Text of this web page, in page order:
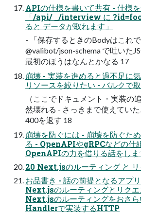
APIの仕様を書いて共有 - 仕様
「/api/ _/interview に ?id=foo
ると データが取れます」
- 「保存するときのBodyはこれ
@valibot/json-schema で吐いた
最初のほうはなんとかなる 17
崩壊 - 実装を進めると過不足に
リソースを絞りたい - バルクで
（ここでドキュメント・実装の
然壊れる - さっきまで使えてい
400を返す 18
崩壊を防ぐには - 崩壊を防ぐた
る - OpenAPIやgRPCなどの仕
OpenAPIの力を借りる話をしま
20 Next.jsのルーティング と リ
お品書き - 話の前提となるアプ
Next.jsのルーティングとリクエ
Next.jsのルーティングをおさ
Handlerで実装するHTTP